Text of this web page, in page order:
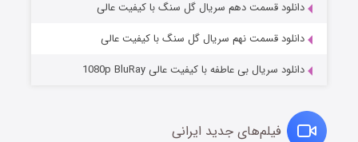
دانلود قسمت دهم سریال گل سنگ با کیفیت عالی
دانلود قسمت نهم سریال گل سنگ با کیفیت عالی
دانلود سریال بی عاطفه با کیفیت عالی 1080p BluRay
فیلم‌های جدید ایرانی